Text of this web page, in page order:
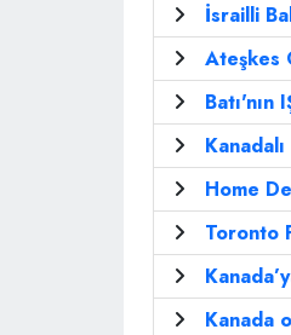
İsrailli
Ateşkes
Batı'nın
Home
Toronto
Kanada